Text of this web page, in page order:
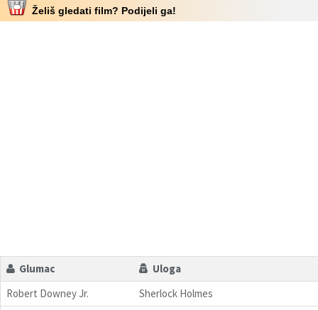
Želiš gledati film? Podijeli ga!
Glumac
Uloga
Robert Downey Jr.
Sherlock Holmes